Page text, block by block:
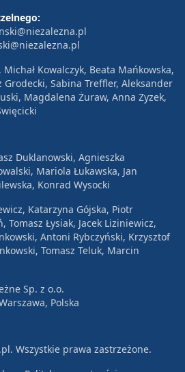
Michał Kowalczyk, Beata Mańkowska,
Grodecki, Sabina Treffler, Aleksander
Magdalena Żuraw, Anna Zyzek,
Duklanowski, Agnieszka
Mariola Łukawska, Jan
Konrad Wysocki
Katarzyna Gójska, Piotr
Tomasz Łysiak, Jacek Liziniewicz,
Antoni Rybczyński, Krzysztof
Tomasz Teluk, Marcin
Sp. z o.o.
Polska
Wszystkie prawa zastrzeżone.